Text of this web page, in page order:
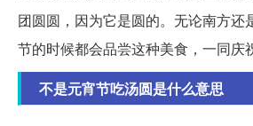
团圆圆，因为它是圆的。无论南方还
节的时候都会品尝这种美食，一同庆
不是元宵节吃汤圆是什么意思